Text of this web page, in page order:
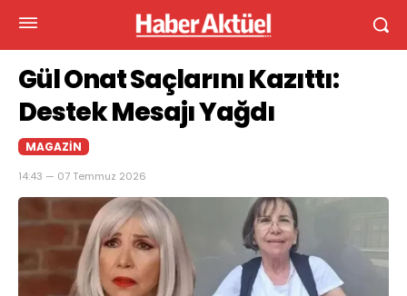
Gül Onat Saçlarını Kazıttı:
Destek Mesajı Yağdı
MAGAZIN
14:43 — 07 Temmuz 2026